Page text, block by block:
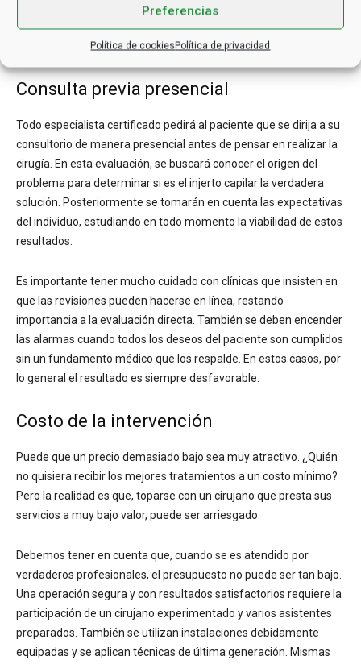
Preferencias
Política de cookiesPolítica de privacidad
que en realidad este especialista ha trabajado con injertos
capilares y dicho oficio le ha otorgado algún tipo de
reconocimiento en la zona en la que lleva a cabo sus cirugías.
Consulta previa presencial
Todo especialista certificado pedirá al paciente que se dirija a su
consultorio de manera presencial antes de pensar en realizar la
cirugía. En esta evaluación, se buscará conocer el origen del
problema para determinar si es el injerto capilar la verdadera
solución. Posteriormente se tomarán en cuenta las expectativas
del individuo, estudiando en todo momento la viabilidad de estos
resultados.
Es importante tener mucho cuidado con clínicas que insisten en
que las revisiones pueden hacerse en línea, restando
importancia a la evaluación directa. También se deben encender
las alarmas cuando todos los deseos del paciente son cumplidos
sin un fundamento médico que los respalde. En estos casos, por
lo general el resultado es siempre desfavorable.
Costo de la intervención
Puede que un precio demasiado bajo sea muy atractivo. ¿Quién
no quisiera recibir los mejores tratamientos a un costo mínimo?
Pero la realidad es que, toparse con un cirujano que presta sus
servicios a muy bajo valor, puede ser arriesgado.
Debemos tener en cuenta que, cuando se es atendido por
verdaderos profesionales, el presupuesto no puede ser tan bajo.
Una operación segura y con resultados satisfactorios requiere la
participación de un cirujano experimentado y varios asistentes
preparados. También se utilizan instalaciones debidamente
equipadas y se aplican técnicas de última generación. Mismas